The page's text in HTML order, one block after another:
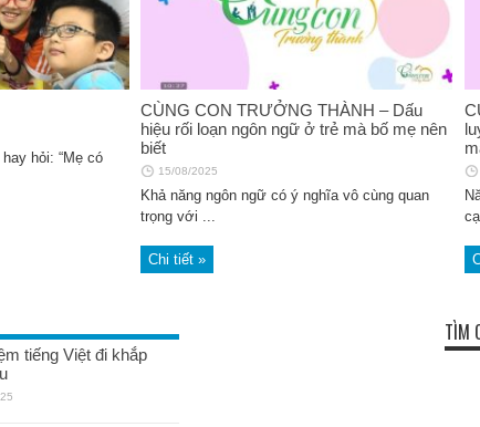
Nguyễn
“Khoảng trống” để “lấp đầy” trái tim
hỏi: “Mẹ có
CÙNG CON TRƯỞNG THÀNH – Dấu
hiệu rối loạn ngôn ngữ ở trẻ mà bố mẹ nên
biết
15/08/2025
Khả năng ngôn ngữ có ý nghĩa vô cùng quan
trọng với ...
Chi tiết »
tiếng Việt đi khắp
TÌM